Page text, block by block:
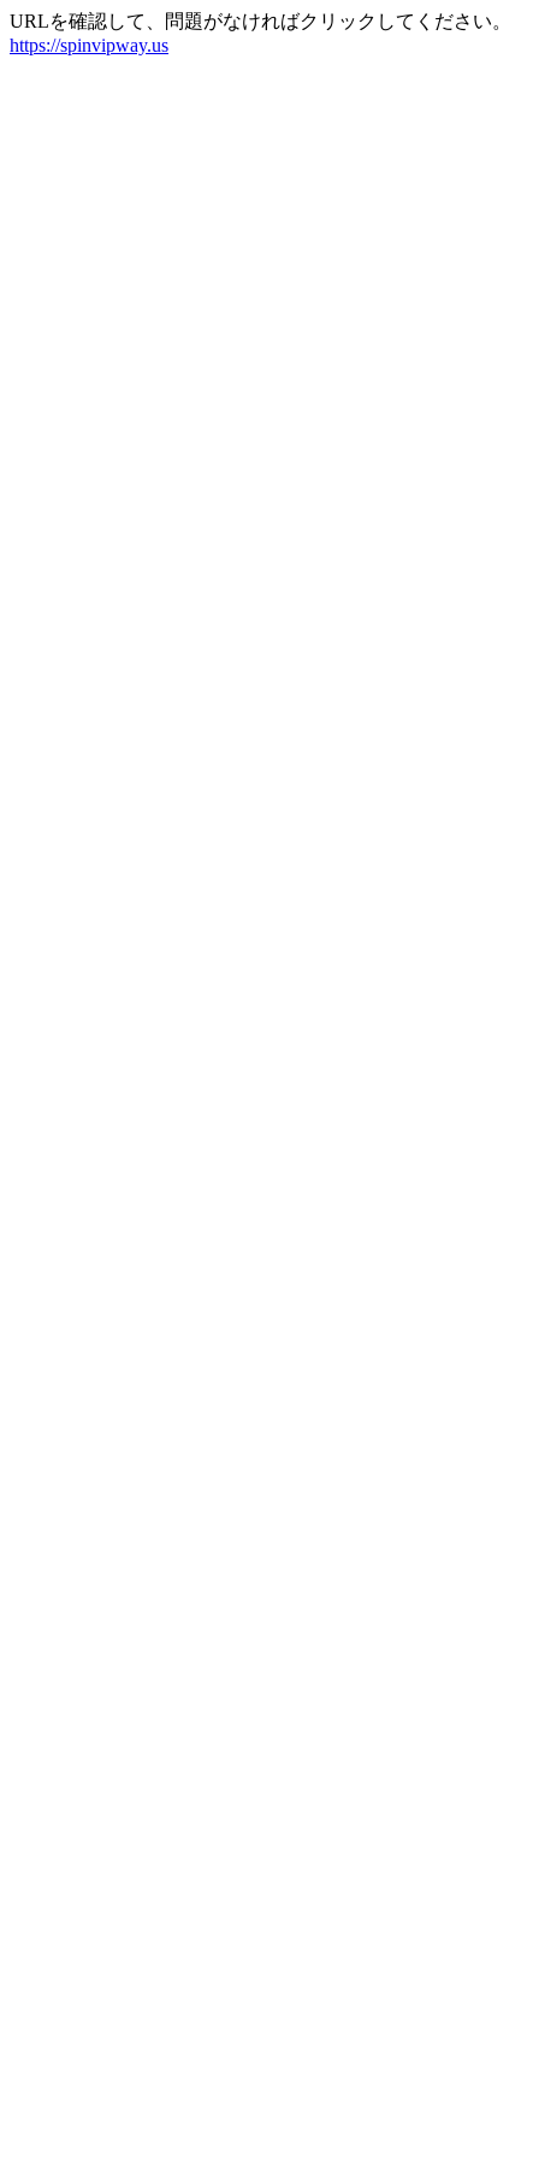
URLを確認して、問題がなければクリックしてください。
https://spinvipway.us